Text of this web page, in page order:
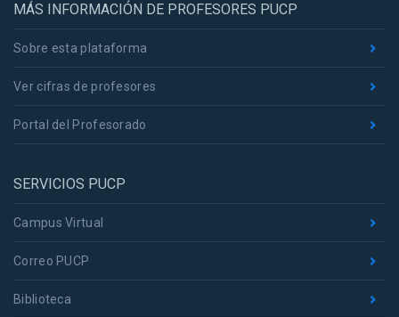
MÁS INFORMACIÓN DE PROFESORES PUCP
Sobre esta plataforma
Ver cifras de profesores
Portal del Profesorado
SERVICIOS PUCP
Campus Virtual
Correo PUCP
Biblioteca